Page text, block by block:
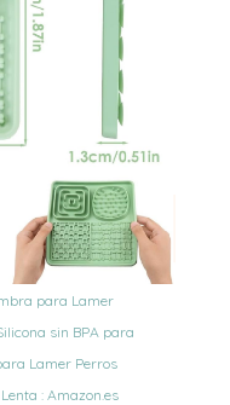
para Lamer
sin BPA para
Lamer Perros
: Amazon.es